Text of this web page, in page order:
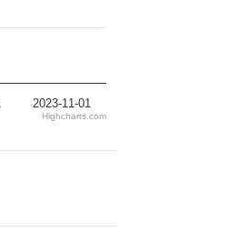
2023-11-01
Highcharts.com